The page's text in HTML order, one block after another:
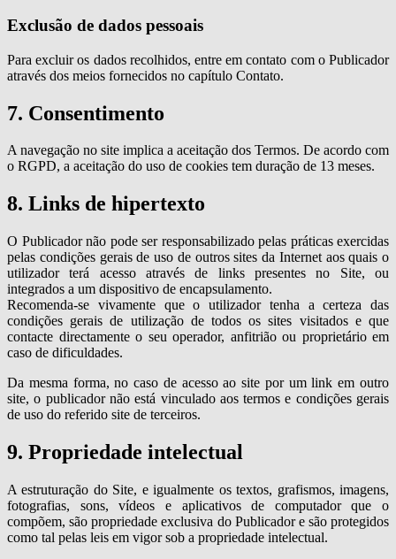
Exclusão de dados pessoais
Para excluir os dados recolhidos, entre em contato com o Publicador
através dos meios fornecidos no capítulo Contato.
7. Consentimento
A navegação no site implica a aceitação dos Termos. De acordo com
o RGPD, a aceitação do uso de cookies tem duração de 13 meses.
8. Links de hipertexto
O Publicador não pode ser responsabilizado pelas práticas exercidas
pelas condições gerais de uso de outros sites da Internet aos quais o
utilizador terá acesso através de links presentes no Site, ou
integrados a um dispositivo de encapsulamento.
Recomenda-se vivamente que o utilizador tenha a certeza das
condições gerais de utilização de todos os sites visitados e que
contacte directamente o seu operador, anfitrião ou proprietário em
caso de dificuldades.
Da mesma forma, no caso de acesso ao site por um link em outro
site, o publicador não está vinculado aos termos e condições gerais
de uso do referido site de terceiros.
9. Propriedade intelectual
A estruturação do Site, e igualmente os textos, grafismos, imagens,
fotografias, sons, vídeos e aplicativos de computador que o
compõem, são propriedade exclusiva do Publicador e são protegidos
como tal pelas leis em vigor sob a propriedade intelectual.